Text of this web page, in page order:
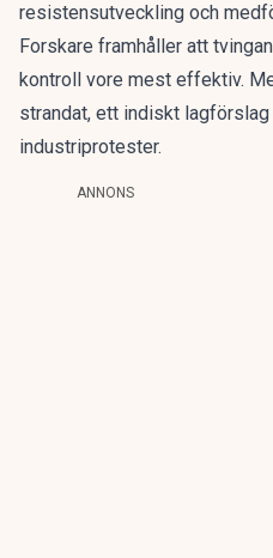
resistensutveckling och
Forskare framhåller att
kontroll vore mest effektiv.
strandat, ett indiskt
industriprotester.
ANNONS